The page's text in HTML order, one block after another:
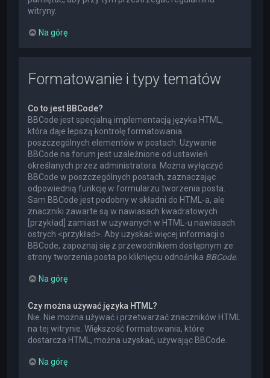
witryny.
Na górę
Formatowanie i typy tematów
Co to jest BBCode?
BBCode jest specjalną implementacją języka HTML,
która daje lepszą kontrolę formatowania
poszczególnych elementów w postach. Używanie
BBCode na forum jest uzależnione od ustawień
określanych przez administratora. Można wyłączyć
BBCode w poszczególnych postach, zaznaczając
odpowiednią funkcję w formularzu tworzenia posta.
Sam BBCode jest podobny w składni do HTML-a, ale
znaczniki zawarte są w nawiasach kwadratowych
[przykład] zamiast w używanych w HTML-u nawiasach
ostrych <przykład>. Aby uzyskać więcej informacji o
BBCode, zapoznaj się z przewodnikiem dostępnym ze
strony tworzenia posta po kliknięciu odnośnika BBCode.
Na górę
Czy można używać języka HTML?
Nie. Nie można używać i przetwarzać znaczników HTML
na tej witrynie. Większość formatowania, które
dostarcza HTML, można uzyskać, używając BBCode.
Na górę